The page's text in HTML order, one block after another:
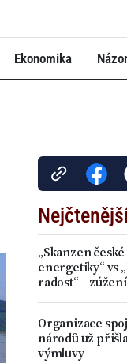
Ekonomika
„Skanzen české
energetiky“ vs
radost“ – zúžení
Organizace
národů už
výmluvy